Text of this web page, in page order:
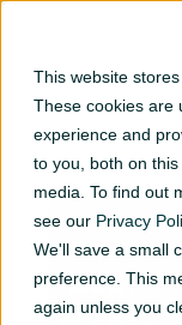
This website
These cookies are
experience and
to you, both on
media. To find out
see our Privacy
We'll save a small
preference. This
again unless you